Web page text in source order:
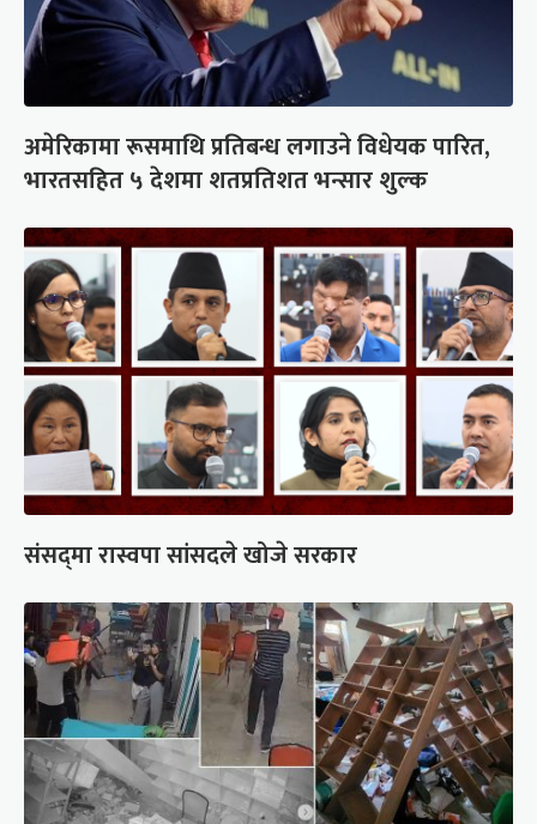
अमेरिकामा रूसमाथि प्रतिबन्ध लगाउने विधेयक पारित,
भारतसहित ५ देशमा शतप्रतिशत भन्सार शुल्क
संसद्‍मा रास्वपा सांसदले खोजे सरकार